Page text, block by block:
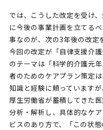
では、こうした改定を受け
に今後の事業計画を立てる
事なのが、次の3年後の改定
今回の改定が「自律支援介
のテーマは「科学的介護元
者のためのケアプラン策定
知識と経験に頼っています
厚生労働省が蓄積してきた
分析・解析し、具体的なケ
ビスのあり方で、「この状